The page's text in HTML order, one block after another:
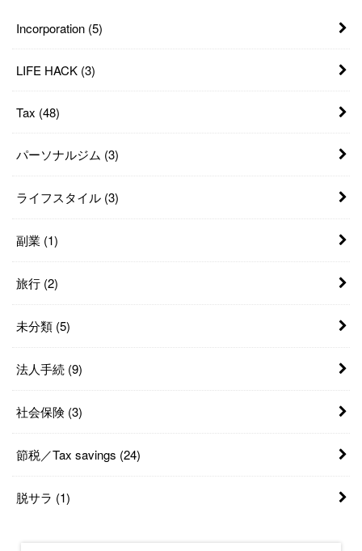
Incorporation (5)
LIFE HACK (3)
Tax (48)
パーソナルジム (3)
ライフスタイル (3)
副業 (1)
旅行 (2)
未分類 (5)
法人手続 (9)
社会保険 (3)
節税／Tax savings (24)
脱サラ (1)